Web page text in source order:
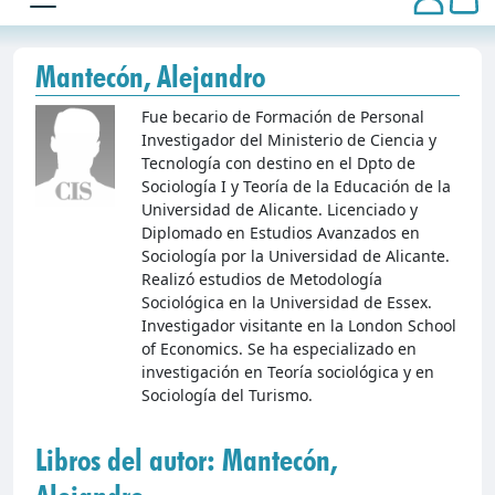
Mantecón, Alejandro
Fue becario de Formación de Personal
Investigador del Ministerio de Ciencia y
Tecnología con destino en el Dpto de
Sociología I y Teoría de la Educación de la
Universidad de Alicante. Licenciado y
Diplomado en Estudios Avanzados en
Sociología por la Universidad de Alicante.
Realizó estudios de Metodología
Sociológica en la Universidad de Essex.
Investigador visitante en la London School
of Economics. Se ha especializado en
investigación en Teoría sociológica y en
Sociología del Turismo.
Libros del autor: Mantecón,